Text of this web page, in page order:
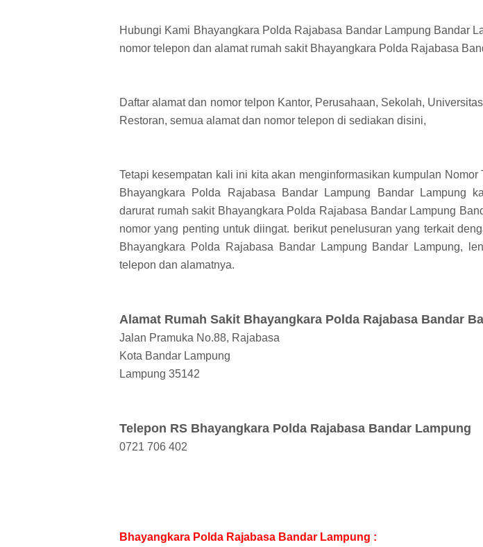
Hubungi Kami Bhayangkara Polda Rajabasa Bandar Lampung Bandar
nomor telepon dan alamat rumah sakit Bhayangkara Polda Rajabasa
Daftar alamat dan nomor telpon Kantor, Perusahaan, Sekolah,
Restoran, semua alamat dan nomor telepon di sediakan disini,
Tetapi kesempatan kali ini kita akan menginformasikan kumpulan Nomor
Bhayangkara Polda Rajabasa Bandar Lampung Bandar Lampung
darurat rumah sakit Bhayangkara Polda Rajabasa Bandar Lampung
nomor yang penting untuk diingat. berikut penelusuran yang terkait
Bhayangkara Polda Rajabasa Bandar Lampung Bandar Lampung,
telepon dan alamatnya.
Alamat Rumah Sakit Bhayangkara Polda Rajabasa Bandar
Jalan Pramuka No.88, Rajabasa
Kota Bandar Lampung
Lampung 35142
Telepon RS Bhayangkara Polda Rajabasa Bandar Lampung
0721 706 402
Bhayangkara Polda Rajabasa Bandar Lampung :